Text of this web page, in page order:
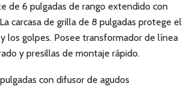
de 6 pulgadas de rango extendido con
carcasa de grilla de 8 pulgadas protege el
los golpes. Posee transformador de línea
y presillas de montaje rápido.
con difusor de agudos